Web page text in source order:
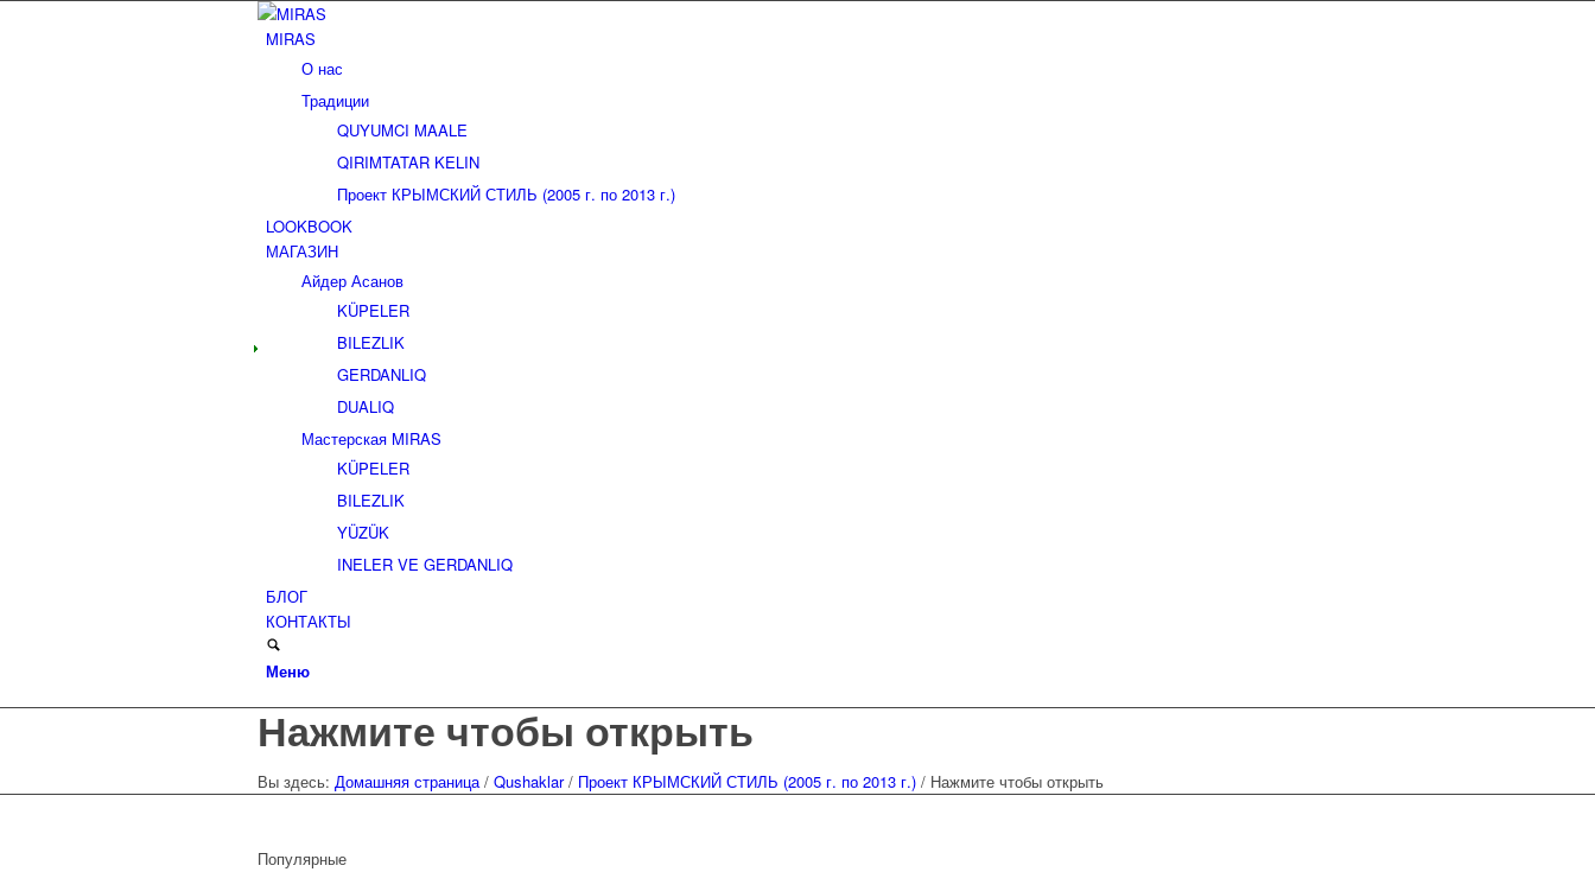
MIRAS
О нас
Традиции
QUYUMCI MAALE
QIRIMTATAR KELIN
Проект КРЫМСКИЙ СТИЛЬ (2005 г. по 2013 г.)
LOOKBOOK
МАГАЗИН
Айдер Асанов
KÜPELER
BILEZLIK
GERDANLIQ
DUALIQ
Мастерская MIRAS
KÜPELER
BILEZLIK
YÜZÜK
INELER VE GERDANLIQ
БЛОГ
КОНТАКТЫ
Меню
Нажмите чтобы открыть
Вы здесь: Домашняя страница / Qushaklar / Проект КРЫМСКИЙ СТИЛЬ (2005 г. по 2013 г.) / Нажмите чтобы открыть
Популярные